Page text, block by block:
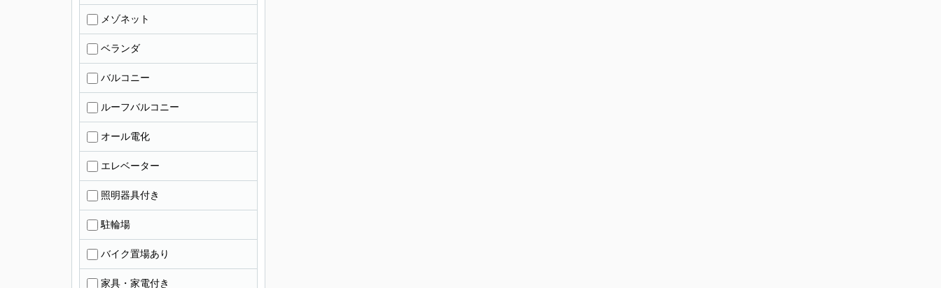
メゾネット
ベランダ
バルコニー
ルーフバルコニー
オール電化
エレベーター
照明器具付き
駐輪場
バイク置場あり
家具・家電付き